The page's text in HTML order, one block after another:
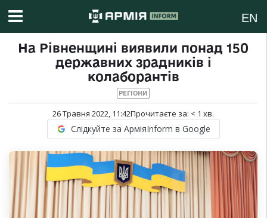
EN
На Рівненщині виявили понад 150
державних зрадників і
колаборантів
РЕГІОНИ
26 Травня 2022, 11:42Прочитаєте за: < 1 хв.
Слідкуйте за АрміяInform в Google